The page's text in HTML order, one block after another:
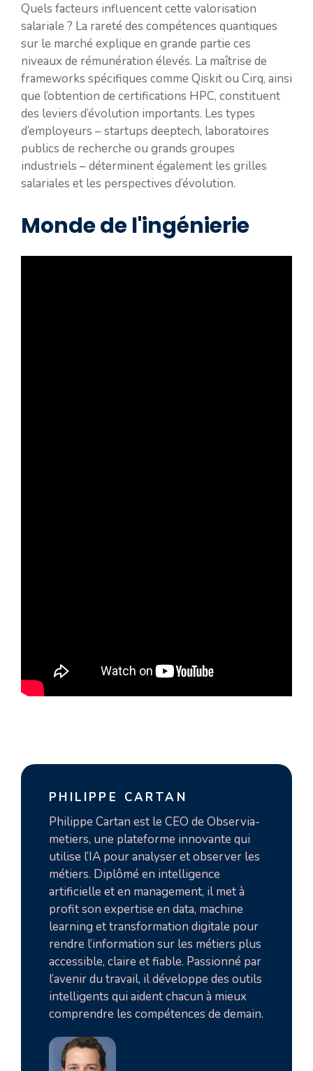
Quels facteurs influencent cette valorisation
salariale ? La rareté des compétences quantiques
sur le marché explique en grande partie ces
niveaux de rémunération élevés. La maîtrise de
frameworks spécifiques comme Qiskit ou Cirq, ainsi
que l’obtention de certifications HPC, constituent
des leviers d’évolution importants. Les types
d’employeurs – startups deeptech, laboratoires
publics de recherche ou grands groupes
industriels – déterminent également les grilles
salariales et les perspectives d’évolution.
Monde de l'ingénierie
PHILIPPE CARTAN
Philippe Cartan est le CEO de Observia-
metiers, une plateforme innovante qui
utilise l’IA pour analyser et observer les
métiers. Diplômé en intelligence
artificielle et en management, il met à
profit son expertise en data, machine
learning et transformation digitale pour
rendre l’information sur les métiers plus
accessible, claire et fiable. Passionné par
l’avenir du travail, il développe des outils
intelligents qui aident chacun à mieux
comprendre les compétences de demain.